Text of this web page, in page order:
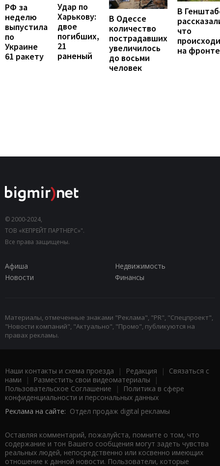
РФ за
неделю
выпустила
по
Украине
61 ракету
Удар по
Харькову:
двое
погибших,
21
раненый
В Одессе
количество
пострадавших
увеличилось
до восьми
человек
В
что
на фронте
© 2000-2024,
ТОВ «КЕПРЕЙТ ПАРТНЕРС»".
Все права защищены.
Афиша
Недвижимость
Новости
Финансы
Материалы, отмеченные знаками "Реклама", "PR", "Спецпроект",
"Новости компаний", "Актуально", "Промо", публикуются на
правах рекламы.
Наши контакты и схема проезда | Редакция | Связаться с
нами | Разместить свои видеоматериалы |
Пользовательское Соглашение |
Политика в сфере
конфиденциальности и персональных данных
Реклама на сайте: Отдел продаж digital рекламы
Оставляя комментарий, пожалуйста, помните о том, что
содержание и тон Вашего сообщения могут задеть чувства
реальных людей, непосредственно или косвенно имеющих
отношение к данной новости. Пользователи, которые